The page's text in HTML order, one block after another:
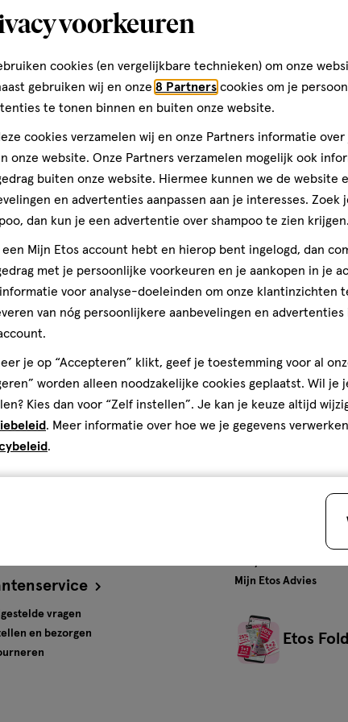
054-7-272734
Etos
Ontdek alle
deze week!
Shop alle
Gratis
bezorging vanaf
€35
Etos
vragen
en bezorgen
Advies &
Mijn Etos Advies
Etos
voorkeuren
cookies (en vergelijkbare technieken) om onze
gebruiken wij en onze 8 Partners cookies om je
te tonen binnen en buiten onze website.
cookies verzamelen wij en onze Partners informatie
onze website. Onze Partners verzamelen mogelijk ook
buiten onze website. Hiermee kunnen we de website
en advertenties aanpassen aan je interesses. Zoek
dan kun je een advertentie over shampoo te zien krijgen.
een Mijn Etos account hebt en hierop bent ingelogd, dan
met je persoonlijke voorkeuren en je aankopen in je
voor analyse-doeleinden om onze klantinzichten
van nóg persoonlijkere aanbevelingen en advertenties
je op “Accepteren” klikt, geef je toestemming voor al
worden alleen noodzakelijke cookies geplaatst. Wil je
Kies dan voor “Zelf instellen”. Je kan je keuze altijd
. Meer informatie over hoe we je gegevens
.